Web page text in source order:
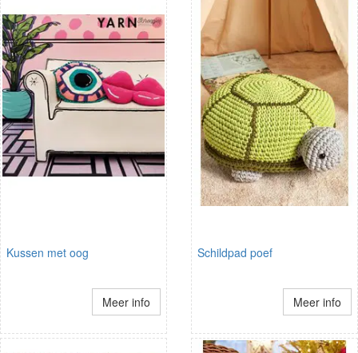
Kussen met oog
Meer info
Schildpad poef
Meer info